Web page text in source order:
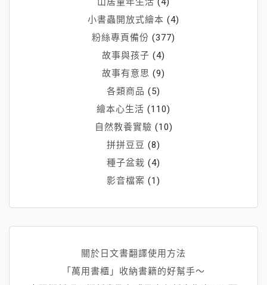
小書蟲開放式繪本 (4)
粉絲專頁備份 (377)
故事與孩子 (4)
故事有意思 (9)
各類商品 (5)
繪本心生活 (110)
自然教養實驗 (10)
拼拼豆豆 (8)
種子盆栽 (4)
影音檔案 (1)
關於日文書翻譯使用方法
「萬用書櫃」收納書籍的好幫手～